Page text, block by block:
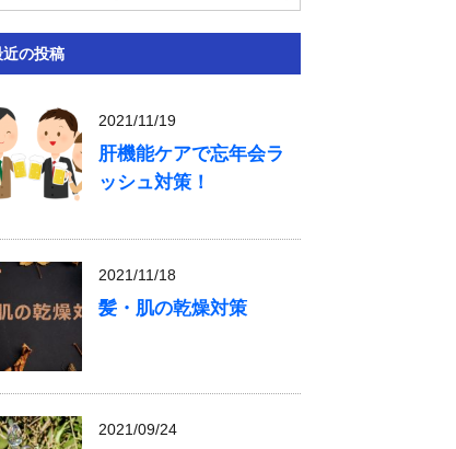
近の投稿
2021/11/19
肝機能ケアで忘年会ラ
ッシュ対策！
2021/11/18
髪・肌の乾燥対策
2021/09/24